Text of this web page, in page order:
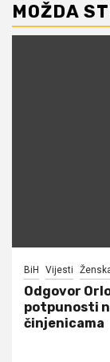
MOŽDA
BiH Vijesti
Odgovor
potpunosti
činjenicama